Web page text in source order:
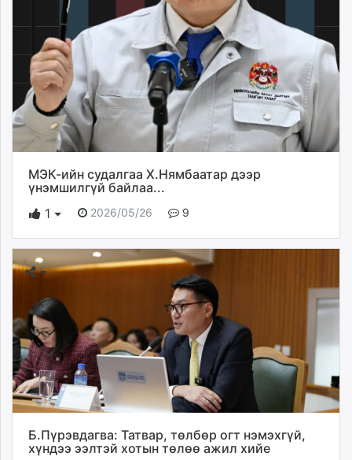
МЭК-ийн судалгаа Х.Нямбаатар дээр
үнэмшилгүй байлаа...
1
2026/05/26 9
Б.Пүрэвдагва: Татвар, төлбөр огт нэмэхгүй,
хүндээ ээлтэй хотын төлөө ажил хийе